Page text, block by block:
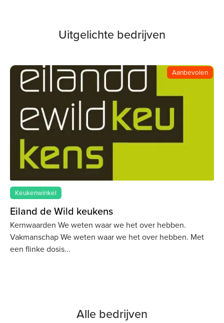
Uitgelichte bedrijven
Aanbevolen
Keukenwinkel
Eiland de Wild keukens
Kernwaarden We weten waar we het over hebben.
Vakmanschap We weten waar we het over hebben. Met
een flinke dosis
Alle bedrijven